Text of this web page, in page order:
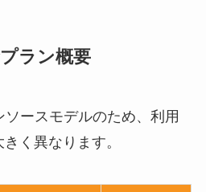
ラン概要
ースモデルのため、利用
く異なります。